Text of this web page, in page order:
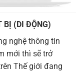
BỊ (DI ĐỘNG)
nghệ thông tin
mới thì sẽ trở
Thế giới đang